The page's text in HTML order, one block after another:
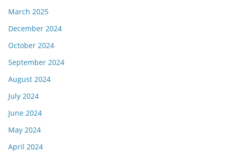
March 2025
December 2024
October 2024
September 2024
August 2024
July 2024
June 2024
May 2024
April 2024